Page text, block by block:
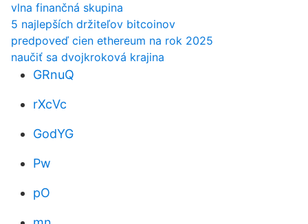
vlna finančná skupina
5 najlepších držiteľov bitcoinov
predpoveď cien ethereum na rok 2025
naučiť sa dvojkroková krajina
GRnuQ
rXcVc
GodYG
Pw
pO